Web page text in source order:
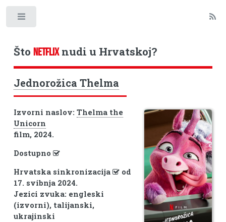
Što NETFLIXnudi u Hrvatskoj?
Jednorožica Thelma
Izvorni naslov: Thelma the
Unicorn
film, 2024.
Dostupno
Hrvatska sinkronizacija
od
17. svibnja 2024.
Jezici zvuka: engleski
(izvorni), talijanski,
ukrajinski